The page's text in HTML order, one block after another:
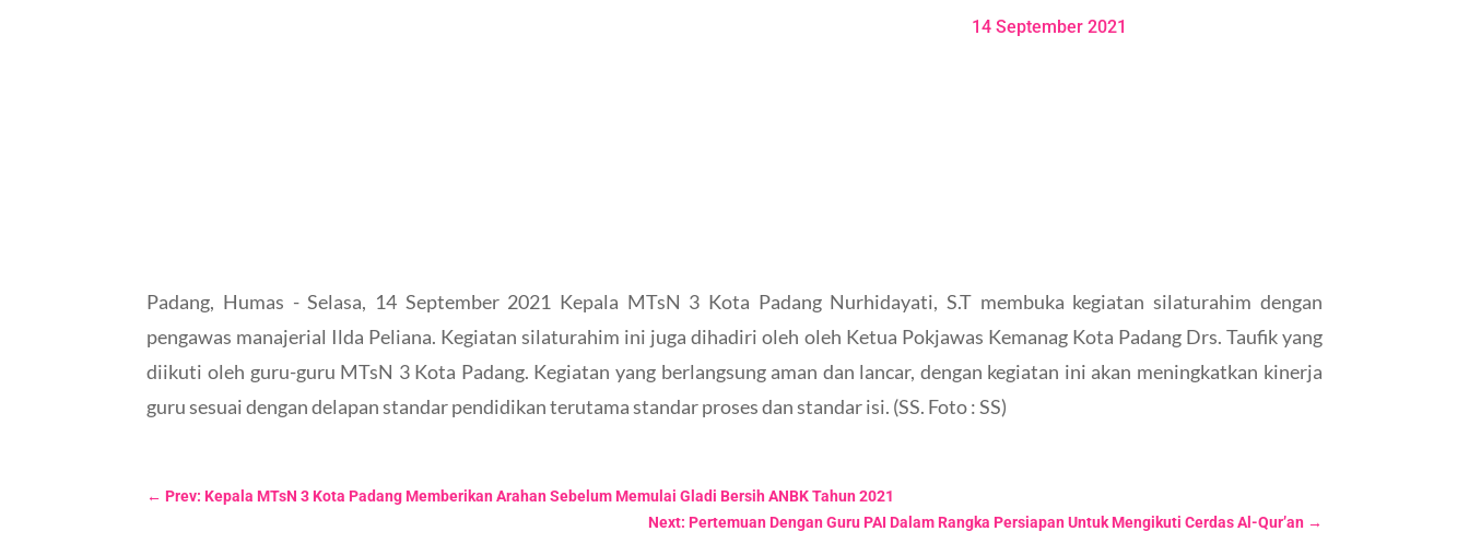
14 September 2021
Padang, Humas - Selasa, 14 September 2021 Kepala MTsN 3 Kota Padang Nurhidayati, S.T membuka kegiatan silaturahim dengan
pengawas manajerial Ilda Peliana. Kegiatan silaturahim ini juga dihadiri oleh oleh Ketua Pokjawas Kemanag Kota Padang Drs. Taufik yang
diikuti oleh guru-guru MTsN 3 Kota Padang. Kegiatan yang berlangsung aman dan lancar, dengan kegiatan ini akan meningkatkan kinerja
guru sesuai dengan delapan standar pendidikan terutama standar proses dan standar isi. (SS. Foto : SS)
←Prev: Kepala MTsN 3 Kota Padang Memberikan Arahan Sebelum Memulai Gladi Bersih ANBK Tahun 2021
Next: Pertemuan Dengan Guru PAI Dalam Rangka Persiapan Untuk Mengikuti Cerdas Al-Qur’an→